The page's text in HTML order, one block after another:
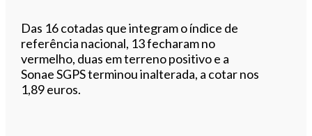
Das 16 cotadas que integram o índice de
referência nacional, 13 fecharam no
vermelho, duas em terreno positivo e a
Sonae SGPS terminou inalterada, a cotar nos
1,89 euros.